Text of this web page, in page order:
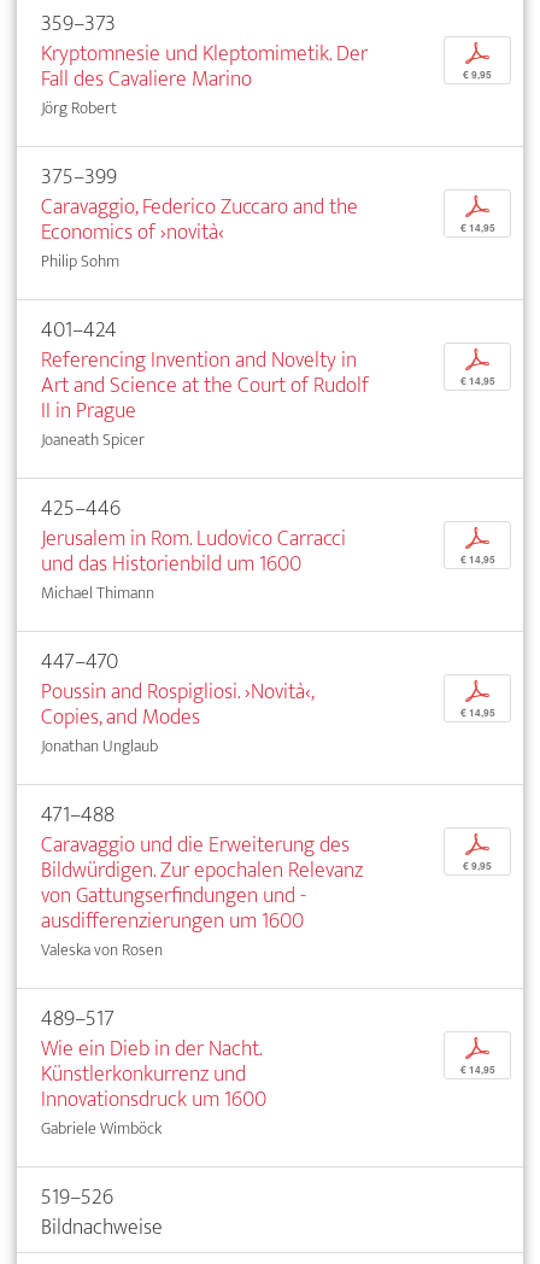
359–373
Kryptomnesie und Kleptomimetik. Der
Fall des Cavaliere Marino
Jörg Robert
p
€ 9,95
375–399
Caravaggio, Federico Zuccaro and the
Economics of ›novità‹
Philip Sohm
p
€ 14,95
401–424
Referencing Invention and Novelty in
Art and Science at the Court of Rudolf
II in Prague
Joaneath Spicer
p
€ 14,95
425–446
Jerusalem in Rom. Ludovico Carracci
und das Historienbild um 1600
Michael Thimann
p
€ 14,95
447–470
Poussin and Rospigliosi. ›Novità‹,
Copies, and Modes
Jonathan Unglaub
p
€ 14,95
471–488
Caravaggio und die Erweiterung des
Bildwürdigen. Zur epochalen Relevanz
von Gattungserfindungen und -
ausdifferenzierungen um 1600
Valeska von Rosen
p
€ 9,95
489–517
Wie ein Dieb in der Nacht.
Künstlerkonkurrenz und
Innovationsdruck um 1600
Gabriele Wimböck
p
€ 14,95
519–526
Bildnachweise